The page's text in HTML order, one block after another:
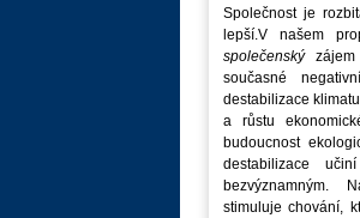
Společnost je
lepší.V našem
společenskýzájem
současné
destabilizace
a růstu
budoucnost
destabilizace
bezvýznamným.
stimuluje chování,